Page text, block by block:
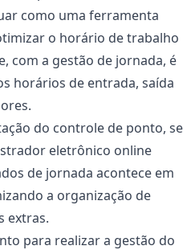
como uma ferramenta
o horário de trabalho
com a gestão de jornada, é
horários de entrada, saída
do controle de ponto, se
eletrônico online
de jornada acontece em
a organização de
extras.
para realizar a gestão do